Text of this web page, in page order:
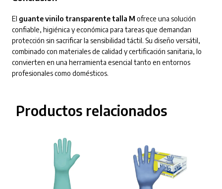
El guante vinilo transparente talla M ofrece una solución
confiable, higiénica y económica para tareas que demandan
protección sin sacrificar la sensibilidad táctil. Su diseño versátil,
combinado con materiales de calidad y certificación sanitaria, lo
convierten en una herramienta esencial tanto en entornos
profesionales como domésticos.
Productos relacionados